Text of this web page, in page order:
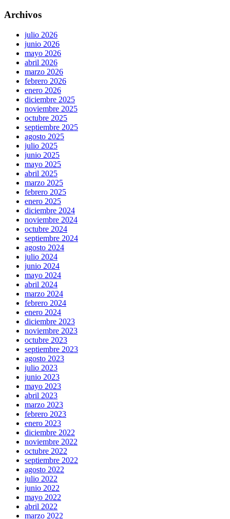
Archivos
julio 2026
junio 2026
mayo 2026
abril 2026
marzo 2026
febrero 2026
enero 2026
diciembre 2025
noviembre 2025
octubre 2025
septiembre 2025
agosto 2025
julio 2025
junio 2025
mayo 2025
abril 2025
marzo 2025
febrero 2025
enero 2025
diciembre 2024
noviembre 2024
octubre 2024
septiembre 2024
agosto 2024
julio 2024
junio 2024
mayo 2024
abril 2024
marzo 2024
febrero 2024
enero 2024
diciembre 2023
noviembre 2023
octubre 2023
septiembre 2023
agosto 2023
julio 2023
junio 2023
mayo 2023
abril 2023
marzo 2023
febrero 2023
enero 2023
diciembre 2022
noviembre 2022
octubre 2022
septiembre 2022
agosto 2022
julio 2022
junio 2022
mayo 2022
abril 2022
marzo 2022